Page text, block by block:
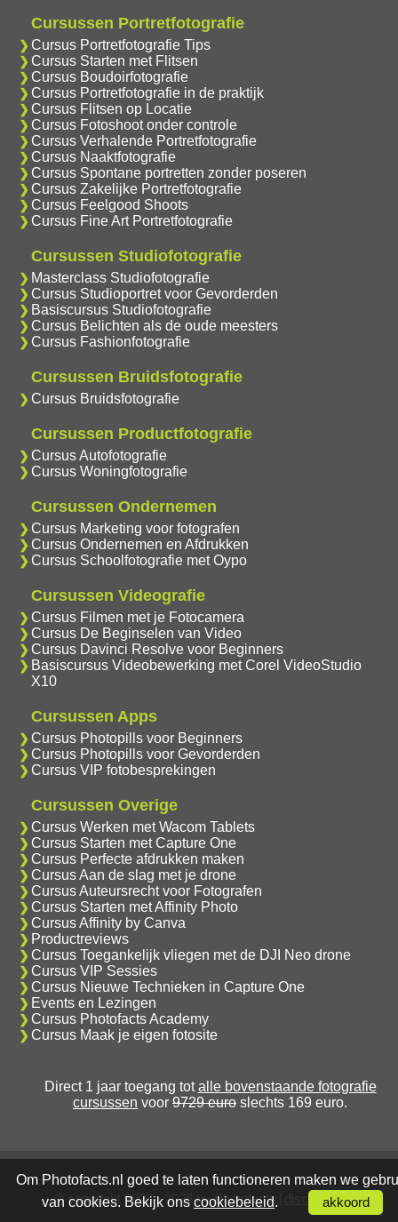
Cursussen Portretfotografie
Cursus Portretfotografie Tips
Cursus Starten met Flitsen
Cursus Boudoirfotografie
Cursus Portretfotografie in de praktijk
Cursus Flitsen op Locatie
Cursus Fotoshoot onder controle
Cursus Verhalende Portretfotografie
Cursus Naaktfotografie
Cursus Spontane portretten zonder poseren
Cursus Zakelijke Portretfotografie
Cursus Feelgood Shoots
Cursus Fine Art Portretfotografie
Cursussen Studiofotografie
Masterclass Studiofotografie
Cursus Studioportret voor Gevorderden
Basiscursus Studiofotografie
Cursus Belichten als de oude meesters
Cursus Fashionfotografie
Cursussen Bruidsfotografie
Cursus Bruidsfotografie
Cursussen Productfotografie
Cursus Autofotografie
Cursus Woningfotografie
Cursussen Ondernemen
Cursus Marketing voor fotografen
Cursus Ondernemen en Afdrukken
Cursus Schoolfotografie met Oypo
Cursussen Videografie
Cursus Filmen met je Fotocamera
Cursus De Beginselen van Video
Cursus Davinci Resolve voor Beginners
Basiscursus Videobewerking met Corel VideoStudio
X10
Cursussen Apps
Cursus Photopills voor Beginners
Cursus Photopills voor Gevorderden
Cursus VIP fotobesprekingen
Cursussen Overige
Cursus Werken met Wacom Tablets
Cursus Starten met Capture One
Cursus Perfecte afdrukken maken
Cursus Aan de slag met je drone
Cursus Auteursrecht voor Fotografen
Cursus Starten met Affinity Photo
Cursus Affinity by Canva
Productreviews
Cursus Toegankelijk vliegen met de DJI Neo drone
Cursus VIP Sessies
Cursus Nieuwe Technieken in Capture One
Events en Lezingen
Cursus Photofacts Academy
Cursus Maak je eigen fotosite
Direct 1 jaar toegang totalle bovenstaande fotografie
cursussen voor 9729 euro slechts 169 euro.
© copyright 2006 - 2026 by Photofacts disclaimer
Om Photofacts.nl goed te laten functioneren maken we
van cookies. Bekijk ons cookiebeleid. akkoord